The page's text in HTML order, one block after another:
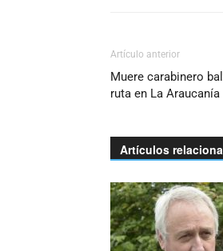
Artículo anterior
Muere carabinero
ruta en La Araucanía
Artículos